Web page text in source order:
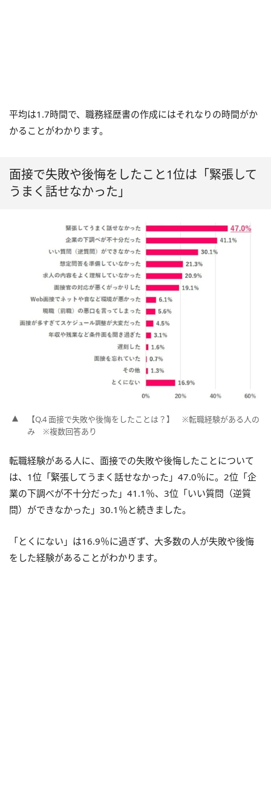
平均は1.7時間で、職務経歴書の作成にはそれなりの時間がか
かることがわかります。
面接で失敗や後悔をしたこと1位は「緊張して
うまく話せなかった」
【Q.4 面接で失敗や後悔をしたことは？】 ※転職経験がある人の
み ※複数回答あり
転職経験がある人に、面接での失敗や後悔したことについて
は、1位「緊張してうまく話せなかった」47.0％に。2位「企
業の下調べが不十分だった」41.1％、3位「いい質問（逆質
問）ができなかった」30.1％と続きました。
「とくにない」は16.9％に過ぎず、大多数の人が失敗や後悔
をした経験があることがわかります。